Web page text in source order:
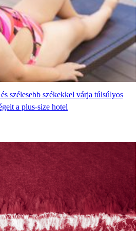
szélesebb székekkel várja túlsúlyos
a plus-size hotel